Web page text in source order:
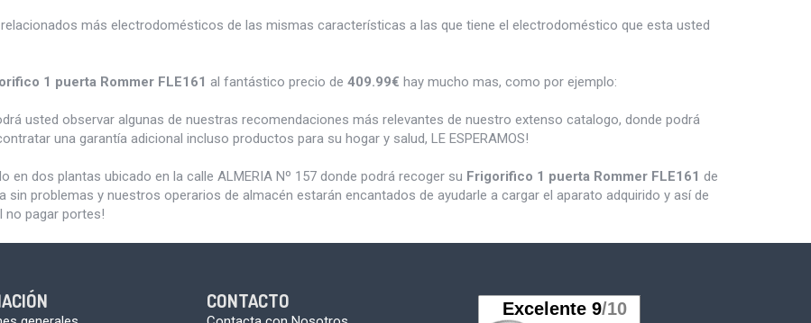
más electrodomésticos de las mismas características a las que tiene el electrodoméstico que esta usted
1 puerta Rommer FLE161 al fantástico precio de 409.99€ hay mucho mas, como por ejemplo:
usted observar algunas de nuestras recomendaciones más relevantes de nuestro extenso catalogo, donde podrá
una garantía adicional incluso productos para su hogar y salud, LE ESPERAMOS!
en dos plantas ubicado en la calle ALMERIA Nº 157 donde podrá recoger su Frigorifico 1 puerta Rommer FLE161 de
sin problemas y nuestros operarios de almacén estarán encantados de ayudarle a cargar el aparato adquirido y así de
no pagar portes!
CONTACTO